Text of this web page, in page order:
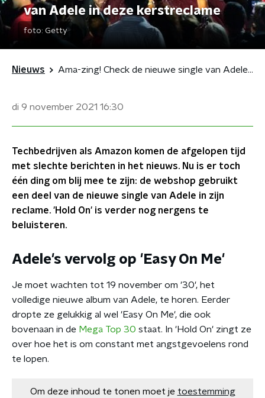
van Adele in deze kerstreclame
foto: Getty
Nieuws Ama-zing! Check de nieuwe single van Adele in deze kerstreclame
di 9 november 2021 16:30
Techbedrijven als Amazon komen de afgelopen tijd
met slechte berichten in het nieuws. Nu is er toch
één ding om blij mee te zijn: de webshop gebruikt
een deel van de nieuwe single van Adele in zijn
reclame. 'Hold On' is verder nog nergens te
beluisteren.
Adele's vervolg op 'Easy On Me'
Je moet wachten tot 19 november om '30', het
volledige nieuwe album van Adele, te horen. Eerder
dropte ze gelukkig al wel 'Easy On Me', die ook
bovenaan in de Mega Top 30 staat. In 'Hold On' zingt ze
over hoe het is om constant met angstgevoelens rond
te lopen.
Om deze inhoud te tonen moet je toestemming